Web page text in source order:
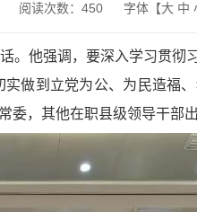
阅读次数： 450 字体【大 中
。他强调，要深入学习贯彻
做到立党为公、为民造福
委，其他在职县级领导干部出